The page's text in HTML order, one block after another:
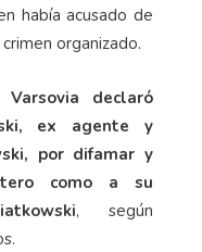
había acusado de
organizado.
declaró
ex agente y
por difamar y
como a su
, según